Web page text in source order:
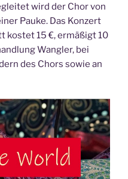
wird der Chor von
Pauke. Das Konzert
kostet 15 €, ermäßigt 10
Wangler, bei
des Chors sowie an